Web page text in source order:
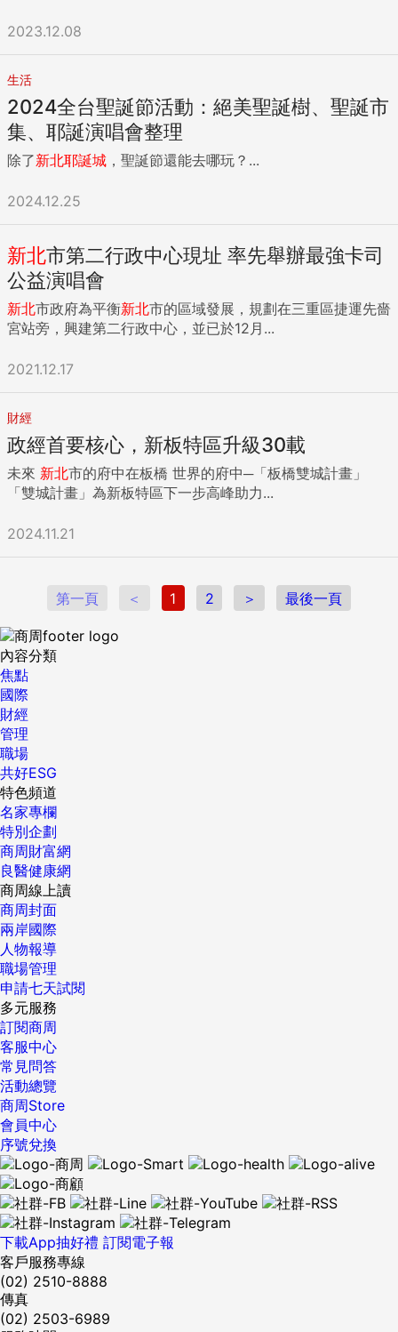
2023.12.08
生活
2024全台聖誕節活動：絕美聖誕樹、聖誕市
集、耶誕演唱會整理
除了新北耶誕城 ，聖誕節還能去哪玩？...
2024.12.25
新北市第二行政中心現址 率先舉辦最強卡司
公益演唱會
新北市政府為平衡新北市的區域發展，規劃在三重區捷運先嗇
宮站旁，興建第二行政中心，並已於12月...
2021.12.17
財經
政經首要核心，新板特區升級30載
未來 新北市的府中在板橋 世界的府中─「板橋雙城計畫」
「雙城計畫」為新板特區下一步高峰助力...
2024.11.21
第一頁 ＜ 1 2 ＞ 最後一頁
內容分類
焦點
國際
財經
管理
職場
共好ESG
特色頻道
名家專欄
特別企劃
商周財富網
良醫健康網
商周線上讀
商周封面
兩岸國際
人物報導
職場管理
申請七天試閱
多元服務
訂閱商周
客服中心
常見問答
活動總覽
商周Store
會員中心
序號兌換
下載App抽好禮 訂閱電子報
客戶服務專線
(02) 2510-8888
傳真
(02) 2503-6989